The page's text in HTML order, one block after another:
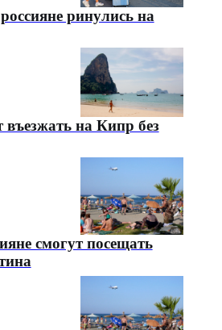
ринулись на
въезжать на Кипр без
смогут посещать